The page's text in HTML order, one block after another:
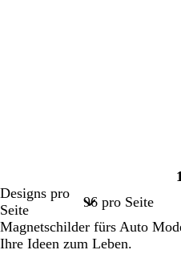
Designs pro
Seite
Magnetschilder fürs Auto
Ihre Ideen zum Leben.